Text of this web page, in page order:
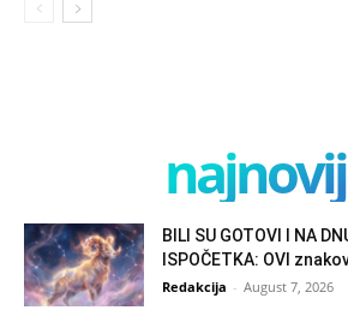
BILI SU GOTOVI I NA
ISPOČETKA: OVI
Redakcija - August 7, 2026